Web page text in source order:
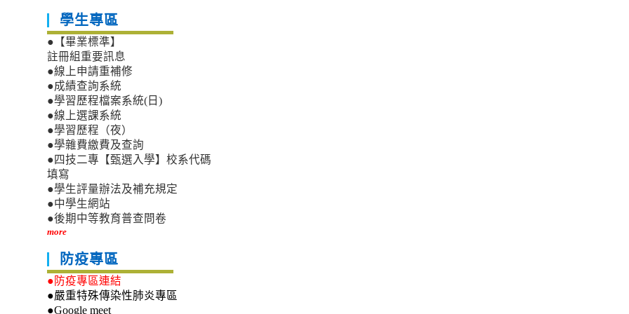
學生專區
●【畢業標準】
註冊組重要訊息
●線上申請重補修
●成績查詢系統
●學習歷程檔案系統(日)
●線上選課系統
●學習歷程（夜）
●學雜費繳費及查詢
●四技二專【甄選入學】校系代碼
填寫
●學生評量辦法及補充規定
●中學生網站
●後期中等教育普查問卷
more
防疫專區
●防疫專區連結
●嚴重特殊傳染性肺炎專區
●Google meet